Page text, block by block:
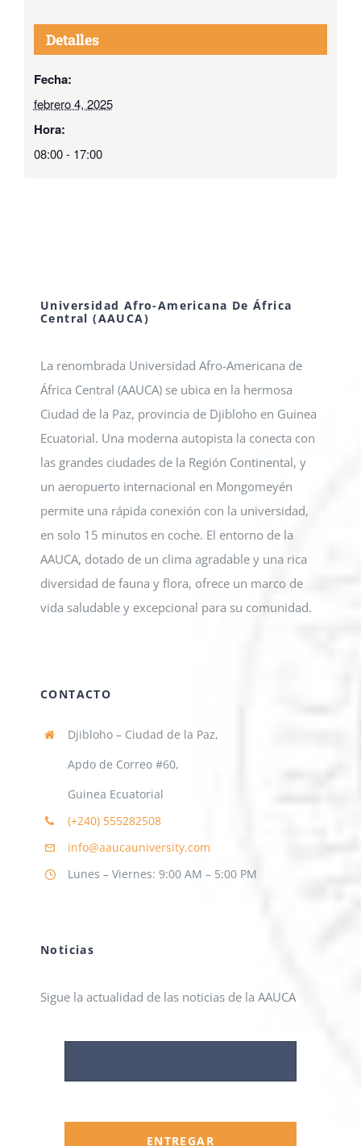
Detalles
Fecha:
febrero 4, 2025
Hora:
08:00 - 17:00
Universidad Afro-Americana De África
Central (AAUCA)
La renombrada Universidad Afro-Americana de
África Central (AAUCA) se ubica en la hermosa
Ciudad de la Paz, provincia de Djibloho en Guinea
Ecuatorial. Una moderna autopista la conecta con
las grandes ciudades de la Región Continental, y
un aeropuerto internacional en Mongomeyén
permite una rápida conexión con la universidad,
en solo 15 minutos en coche. El entorno de la
AAUCA, dotado de un clima agradable y una rica
diversidad de fauna y flora, ofrece un marco de
vida saludable y excepcional para su comunidad.
CONTACTO
Djibloho – Ciudad de la Paz,
Apdo de Correo #60,
Guinea Ecuatorial
(+240) 555282508
info@aaucauniversity.com
Lunes – Viernes: 9:00 AM – 5:00 PM
Noticias
Sigue la actualidad de las noticias de la AAUCA
ENTREGAR